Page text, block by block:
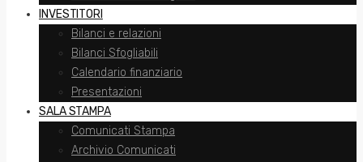
INVESTITORI
Bilanci e relazioni
Bilanci Sfogliabili
Calendario finanziario
Presentazioni
SALA STAMPA
Comunicati Stampa
Archivio Comunicati